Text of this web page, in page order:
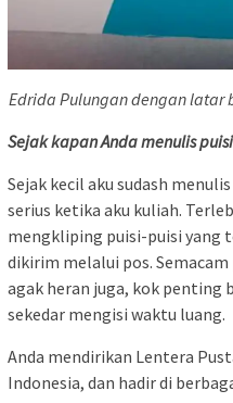
Edrida Pulungan dengan latar
Sejak kapan Anda menulis
Sejak kecil aku sudash
serius ketika aku kuliah.
mengkliping puisi-puisi yang
dikirim melalui pos.
agak heran juga, kok penting
sekedar mengisi waktu luang.
Anda mendirikan Lentera
Indonesia, dan hadir di